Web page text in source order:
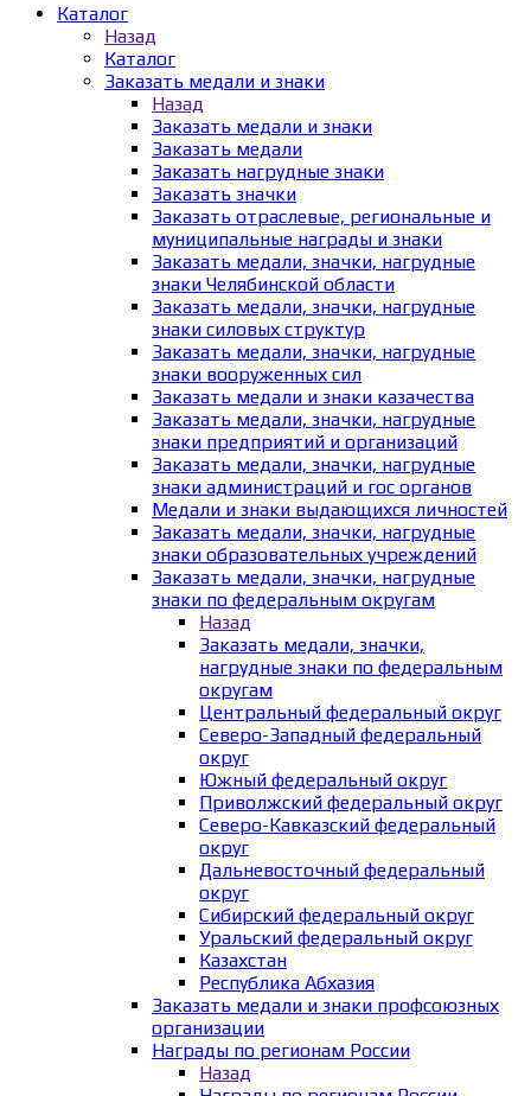
Каталог
Назад
Каталог
Заказать медали и знаки
Назад
Заказать медали и знаки
Заказать медали
Заказать нагрудные знаки
Заказать значки
Заказать отраслевые, региональные и
муниципальные награды и знаки
Заказать медали, значки, нагрудные
знаки Челябинской области
Заказать медали, значки, нагрудные
знаки силовых структур
Заказать медали, значки, нагрудные
знаки вооруженных сил
Заказать медали и знаки казачества
Заказать медали, значки, нагрудные
знаки предприятий и организаций
Заказать медали, значки, нагрудные
знаки администраций и гос органов
Медали и знаки выдающихся личностей
Заказать медали, значки, нагрудные
знаки образовательных учреждений
Заказать медали, значки, нагрудные
знаки по федеральным округам
Назад
Заказать медали, значки,
нагрудные знаки по федеральным
округам
Центральный федеральный округ
Северо-Западный федеральный
округ
Южный федеральный округ
Приволжский федеральный округ
Северо-Кавказский федеральный
округ
Дальневосточный федеральный
округ
Сибирский федеральный округ
Уральский федеральный округ
Казахстан
Республика Абхазия
Заказать медали и знаки профсоюзных
организации
Награды по регионам России
Назад